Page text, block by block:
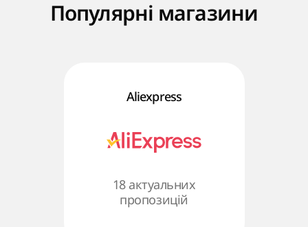
Популярні магазини
Aliexpress
18 актуальних
пропозицій